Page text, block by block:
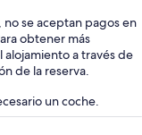
no se aceptan pagos en
obtener más
a través de
de la reserva.
un coche.